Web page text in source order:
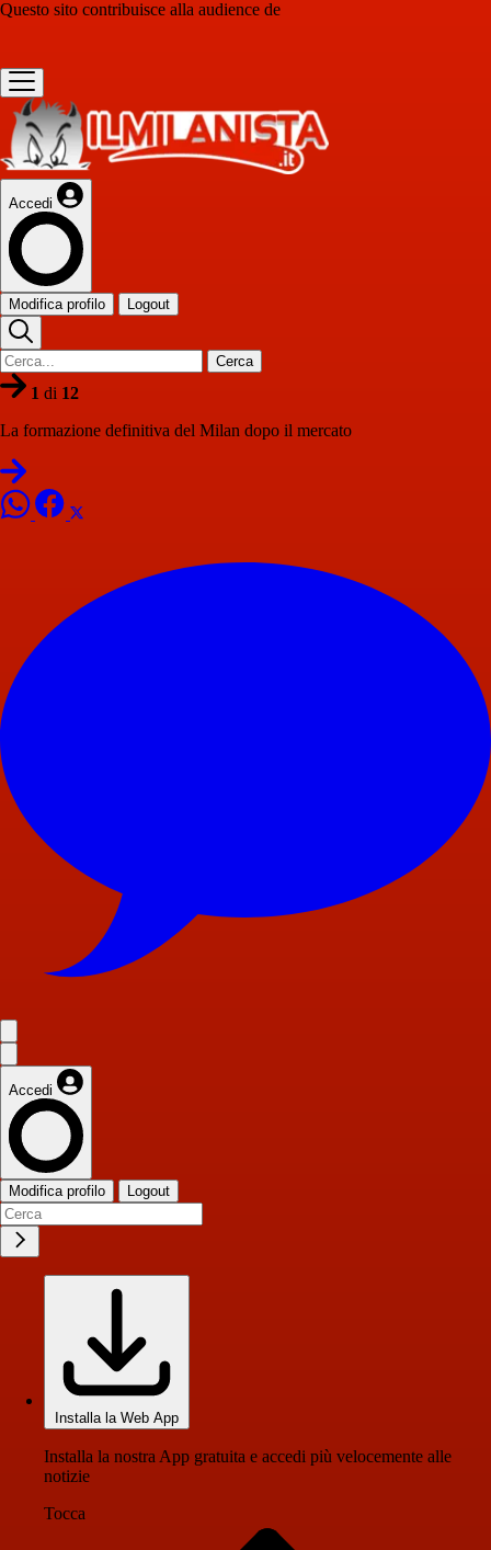
Questo sito contribuisce alla audience de
Accedi
Modifica profilo Logout
Cerca
1 di 12
La formazione definitiva del Milan dopo il mercato
Accedi
Modifica profilo Logout
Installa la Web App
Installa la nostra App gratuita e accedi più velocemente alle
notizie
Tocca